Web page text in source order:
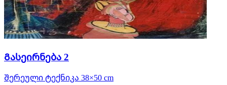
Გასეირნება 2
Შერეული ტექნიკა 38×50 cm